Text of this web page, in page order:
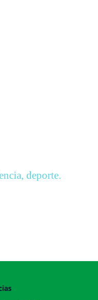
deporte.